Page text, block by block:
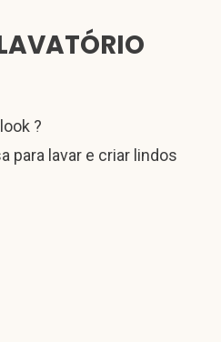
?
para lavar e criar lindos